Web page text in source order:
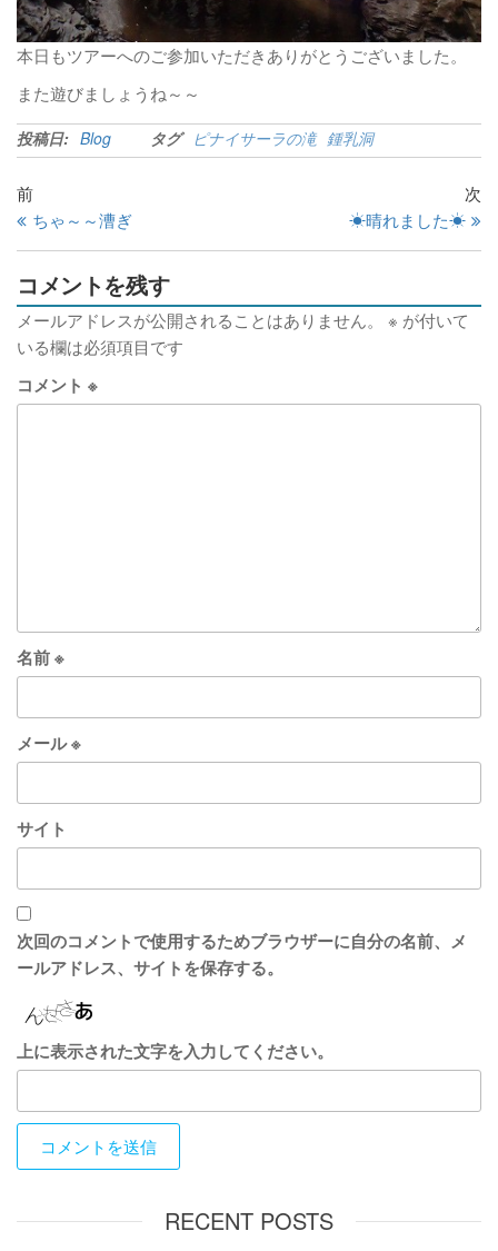
本日もツアーへのご参加いただきありがとうございました。
また遊びましょうね～～
投稿日: Blog タグ ピナイサーラの滝 鍾乳洞
前
ちゃ～～漕ぎ
次
☀晴れました☀
コメントを残す
メールアドレスが公開されることはありません。 ※ が付いて
いる欄は必須項目です
コメント ※
名前※
メール※
サイト
次回のコメントで使用するためブラウザーに自分の名前、メ
ールアドレス、サイトを保存する。
上に表示された文字を入力してください。
RECENT POSTS